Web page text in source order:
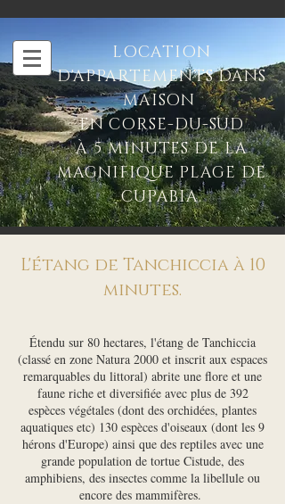
LOCATION
D'APPARTEMENTS DANS
MAISON
EN CORSE-DU-SUD
À 5 MINUTES DE LA
MAGNIFIQUE PLAGE DE
CUPABIA.
L'étang de Tanchiccia à 10
minutes.
Étendu sur 80 hectares, l'étang de Tanchiccia
(classé en zone Natura 2000 et inscrit aux espaces
remarquables du littoral) abrite une flore et une
faune riche et diversifiée avec plus de 392
espèces végétales (dont des orchidées, plantes
aquatiques etc) 130 espèces d'oiseaux (dont les 9
hérons d'Europe) ainsi que des reptiles avec une
grande population de tortue Cistude, des
amphibiens, des insectes comme la libellule ou
encore des mammifères.